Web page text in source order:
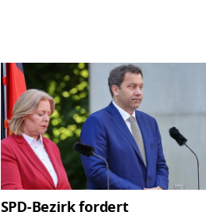
SPD-Bezirk fordert